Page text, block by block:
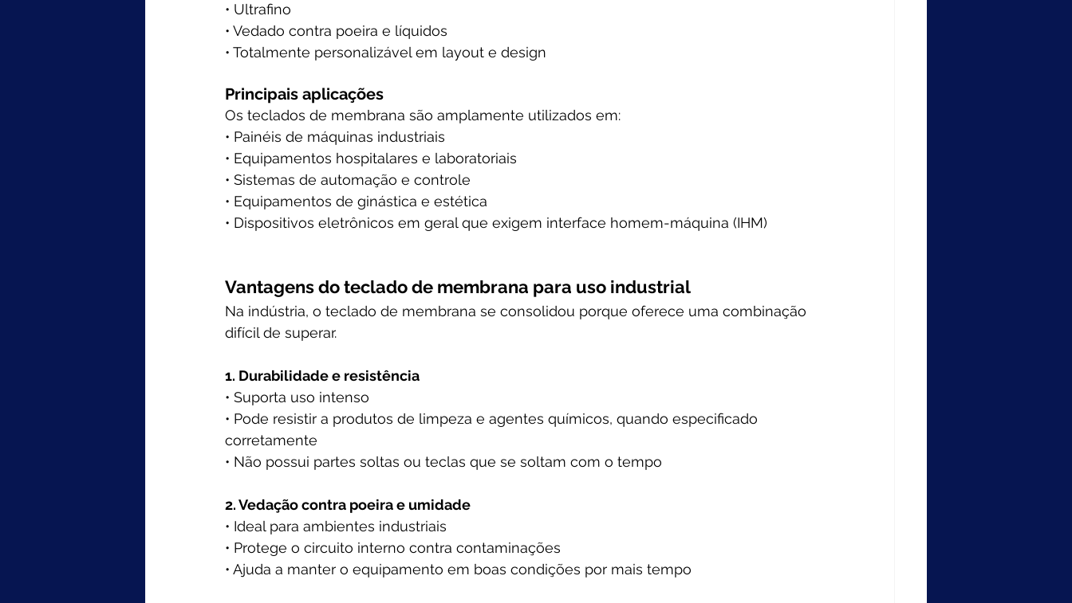
• Ultrafino
• Vedado contra poeira e líquidos
• Totalmente personalizável em layout e design
Principais aplicações
Os teclados de membrana são amplamente utilizados em:
• Painéis de máquinas industriais
• Equipamentos hospitalares e laboratoriais
• Sistemas de automação e controle
• Equipamentos de ginástica e estética
• Dispositivos eletrônicos em geral que exigem interface homem-máquina (IHM)
Vantagens do teclado de membrana para uso industrial
Na indústria, o teclado de membrana se consolidou porque oferece uma combinação
difícil de superar.
1. Durabilidade e resistência
• Suporta uso intenso
• Pode resistir a produtos de limpeza e agentes químicos, quando especificado
corretamente
• Não possui partes soltas ou teclas que se soltam com o tempo
2. Vedação contra poeira e umidade
• Ideal para ambientes industriais
• Protege o circuito interno contra contaminações
• Ajuda a manter o equipamento em boas condições por mais tempo